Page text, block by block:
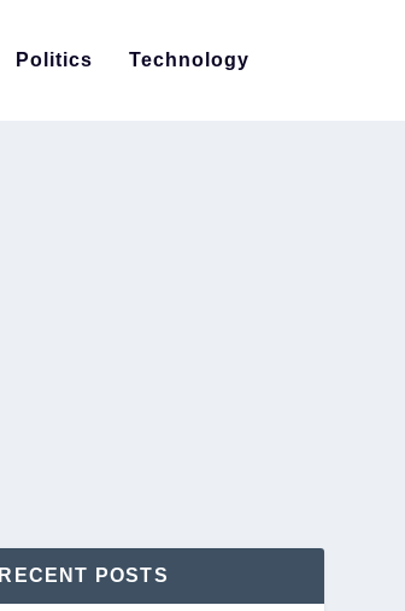
Politics Technology
RECENT POSTS